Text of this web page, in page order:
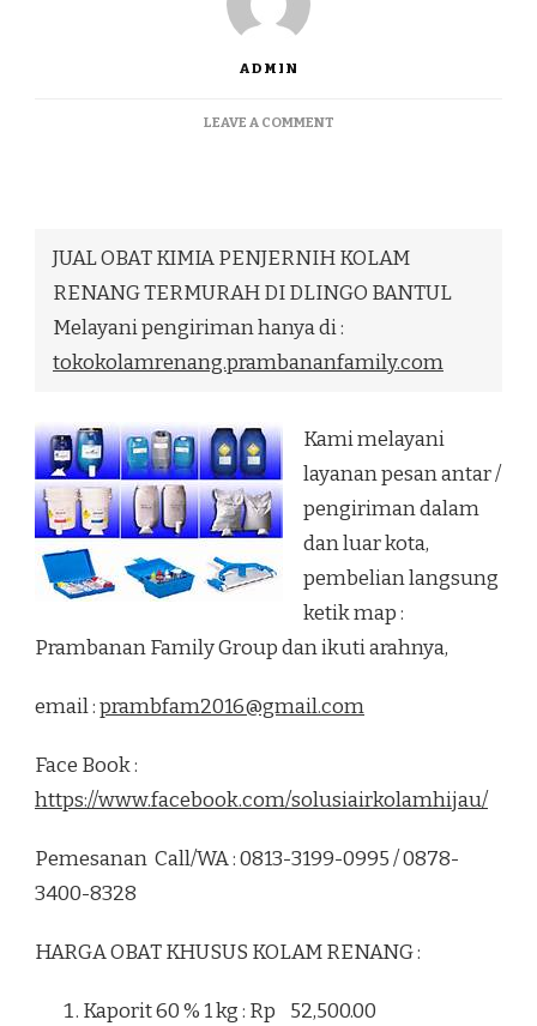
ADMIN
LEAVE A COMMENTON
RENANG
DI
DLINGO
JUAL OBAT KIMIA PENJERNIH KOLAM
RENANG TERMURAH DI DLINGO BANTUL
Melayani pengiriman hanya di :
tokokolamrenang.prambananfamily.com
Kami melayani
layanan pesan antar /
pengiriman dalam
dan luar kota,
pembelian langsung
ketik map :
Prambanan Family Group dan ikuti arahnya,
email :prambfam2016@gmail.com
Face Book :
https://www.facebook.com/solusiairkolamhijau/
Pemesanan Call/WA : 0813-3199-0995 / 0878-
3400-8328
HARGA OBAT KHUSUS KOLAM RENANG :
Kaporit 60 % 1 kg : Rp 52,500.00